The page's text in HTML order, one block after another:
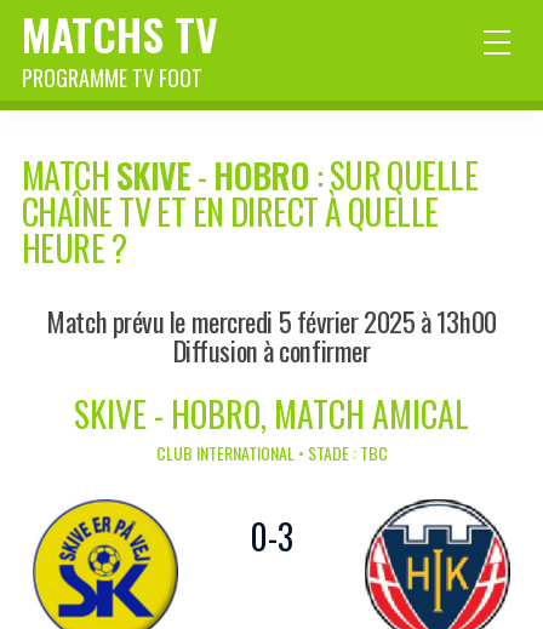
MATCHS TV
PROGRAMME TV FOOT
MATCHSKIVE-HOBRO: SUR QUELLE
CHAÎNE TV ET EN DIRECT À QUELLE
HEURE ?
Match prévu le mercredi 5 février 2025 à 13h00
Diffusion à confirmer
SKIVE - HOBRO, MATCH AMICAL
CLUB INTERNATIONAL • STADE : TBC
0-3